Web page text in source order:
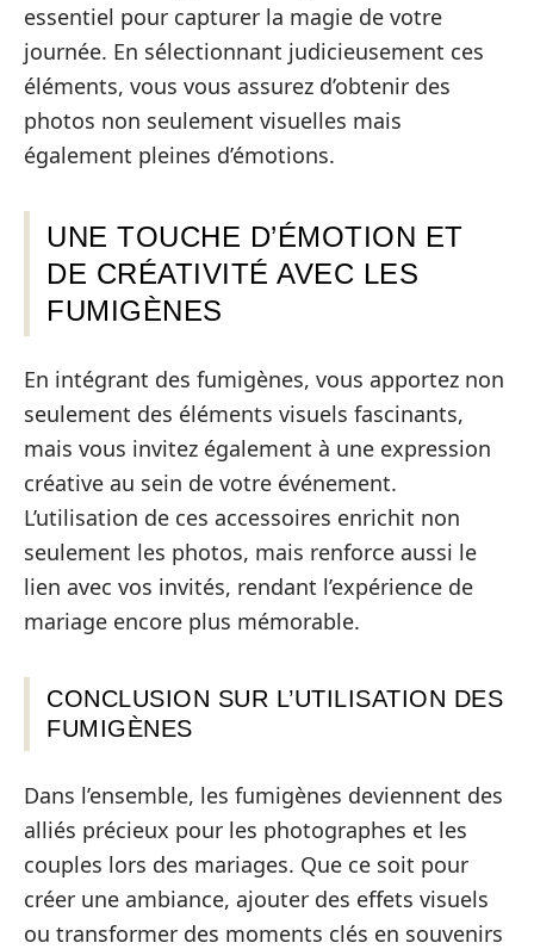
essentiel pour capturer la magie de votre
journée. En sélectionnant judicieusement ces
éléments, vous vous assurez d’obtenir des
photos non seulement visuelles mais
également pleines d’émotions.
UNE TOUCHE D’ÉMOTION ET
DE CRÉATIVITÉ AVEC LES
FUMIGÈNES
En intégrant des fumigènes, vous apportez non
seulement des éléments visuels fascinants,
mais vous invitez également à une expression
créative au sein de votre événement.
L’utilisation de ces accessoires enrichit non
seulement les photos, mais renforce aussi le
lien avec vos invités, rendant l’expérience de
mariage encore plus mémorable.
CONCLUSION SUR L’UTILISATION DES
FUMIGÈNES
Dans l’ensemble, les fumigènes deviennent des
alliés précieux pour les photographes et les
couples lors des mariages. Que ce soit pour
créer une ambiance, ajouter des effets visuels
ou transformer des moments clés en souvenirs